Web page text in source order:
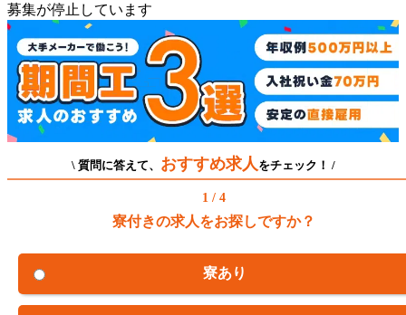
募集が停止しています
\ 質問に答えて、 おすすめ求人 をチェック！ /
1 / 4
寮付きの求人をお探しですか？
寮あり